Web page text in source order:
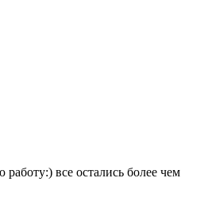
все остались более чем